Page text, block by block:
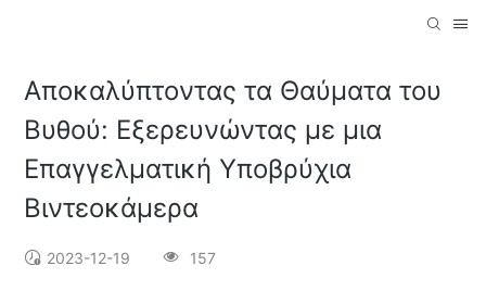
Αποκαλύπτοντας τα Θαύματα του
Βυθού: Εξερευνώντας με μια
Επαγγελματική Υποβρύχια
Βιντεοκάμερα
2023-12-19 157